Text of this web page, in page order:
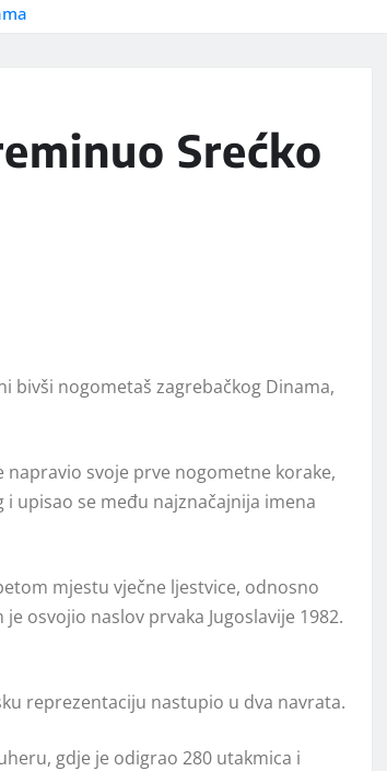
Srećko
bivši nogometaš zagrebačkog Dinama,
napravio svoje prve nogometne korake,
upisao se među najznačajnija imena
mjestu vječne ljestvice, odnosno
osvojio naslov prvaka Jugoslavije 1982.
reprezentaciju nastupio u dva navrata.
gdje je odigrao 280 utakmica i